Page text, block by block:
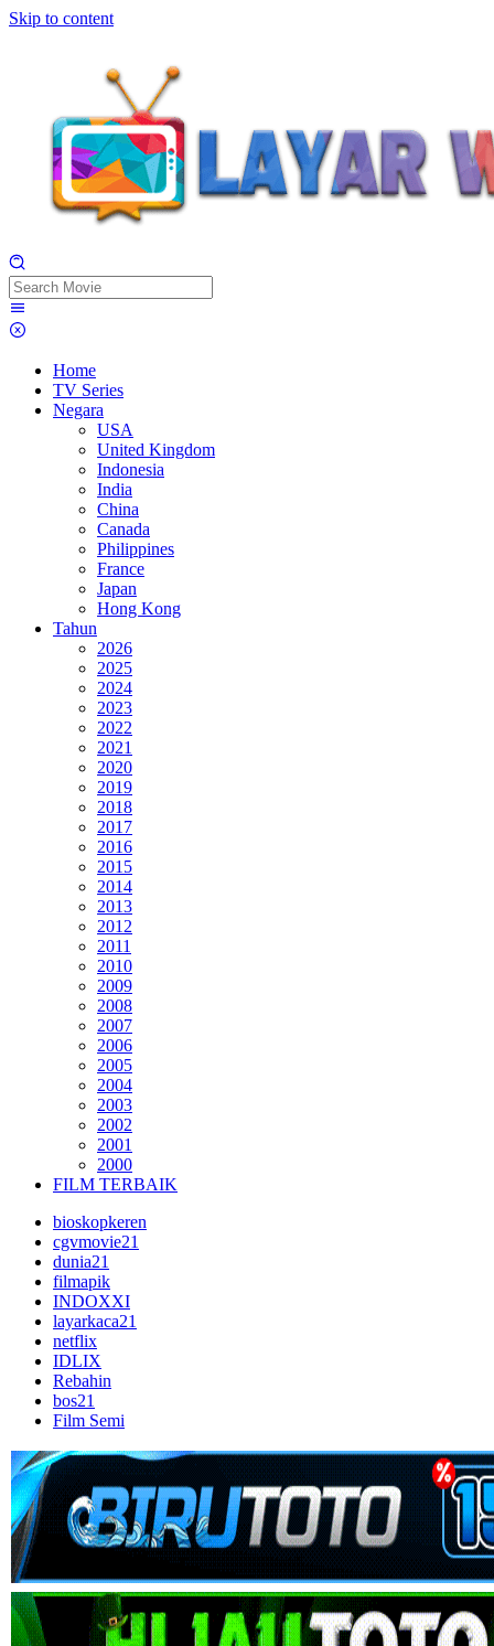
Skip to content
Home
TV Series
Negara
USA
United Kingdom
Indonesia
India
China
Canada
Philippines
France
Japan
Hong Kong
Tahun
2026
2025
2024
2023
2022
2021
2020
2019
2018
2017
2016
2015
2014
2013
2012
2011
2010
2009
2008
2007
2006
2005
2004
2003
2002
2001
2000
FILM TERBAIK
bioskopkeren
cgvmovie21
dunia21
filmapik
INDOXXI
layarkaca21
netflix
IDLIX
Rebahin
bos21
Film Semi